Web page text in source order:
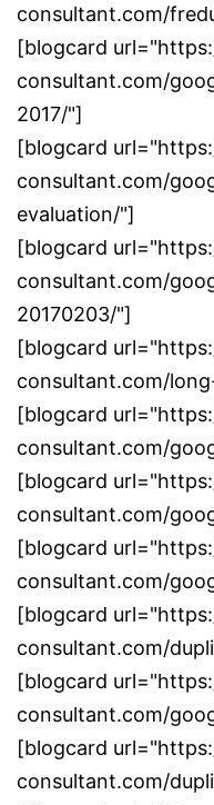
consultant.com/
[blogcard
consultant.com/
2017/"]
[blogcard
consultant.com/
evaluation/"]
[blogcard
consultant.com/
20170203/"]
[blogcard
consultant.com/
[blogcard
consultant.com/
[blogcard
consultant.com/
[blogcard
consultant.com/
[blogcard
consultant.com/
[blogcard
consultant.com/
[blogcard
consultant.com/